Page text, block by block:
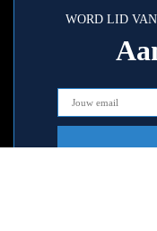
WORD LID